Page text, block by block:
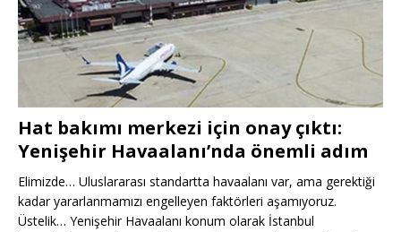
Hat bakımı merkezi için onay çıktı:
Yenişehir Havaalanı’nda önemli adım
Elimizde… Uluslararası standartta havaalanı var, ama gerektiği
kadar yararlanmamızı engelleyen faktörleri aşamıyoruz.
Üstelik… Yenişehir Havaalanı konum olarak İstanbul